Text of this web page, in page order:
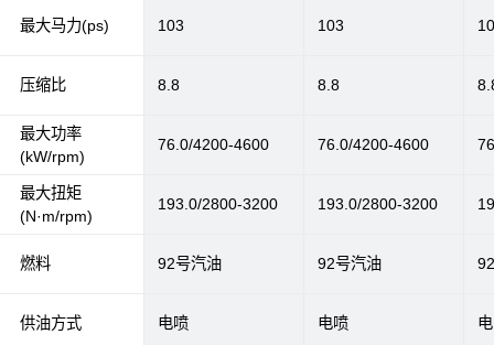
最大马力(ps)
压缩比
最大功率
(kW/rpm)
最大扭矩
(N·m/rpm)
燃料
供油方式
103 103
8.8 8.8
76.0/4200-4600 76.0/4200-4600
193.0/2800-3200 193.0/2800-3200
92号汽油 92号汽油
电喷 电喷